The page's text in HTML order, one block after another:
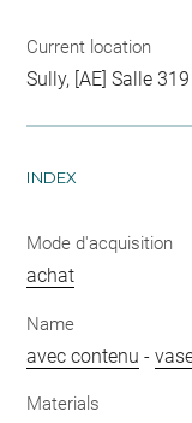
Current location
Sully, [AE] Salle
INDEX
Mode d'acquisition
achat
Name
avec contenu -
Materials